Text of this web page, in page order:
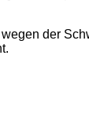
der